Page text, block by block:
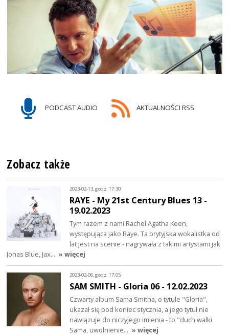
PODCAST AUDIO AKTUALNOŚCI RSS
Zobacz także
2023-02-13, godz. 17:30
RAYE - My 21st Century Blues 13 -
19.02.2023
Tym razem z nami Rachel Agatha Keen,
występująca jako Raye. Ta brytyjska wokalistka od
lat jest na scenie - nagrywała z takimi artystami jak
Jonas Blue, Jax… » więcej
2023-02-06, godz. 17:05
SAM SMITH - Gloria 06 - 12.02.2023
Czwarty album Sama Smitha, o tytule "Gloria",
ukazał się pod koniec stycznia, a jego tytuł nie
nawiązuje do niczyjego imienia - to "duch walki
Sama, uwolnienie… » więcej